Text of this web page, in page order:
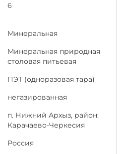
6
Минеральная
Минеральная природная
столовая питьевая
ПЭТ (одноразовая тара)
негазированная
п. Нижний Архыз, район:
Карачаево-Черкесия
Россия